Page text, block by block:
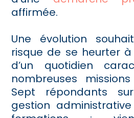
affirmée.
Une évolution
risque de se heurter
d’un quotidien
nombreuses
Sept répondants
gestion